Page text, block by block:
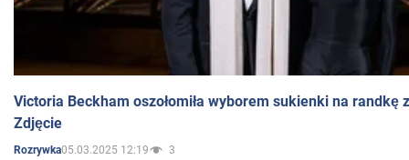
Victoria Beckham oszołomiła wyborem sukienki na randkę
Zdjęcie
Rozrywka05.03.2025 12:19 3